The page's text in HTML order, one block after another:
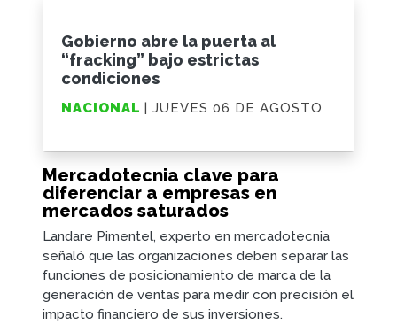
Mercadotecnia clave para
diferenciar a empresas en
mercados saturados
Landare Pimentel, experto en mercadotecnia
señaló que las organizaciones deben separar las
funciones de posicionamiento de marca de la
generación de ventas para medir con precisión el
impacto financiero de sus inversiones.
Gobierno abre la puerta al
“fracking” bajo estrictas
condiciones
NACIONAL | JUEVES 06 DE AGOSTO